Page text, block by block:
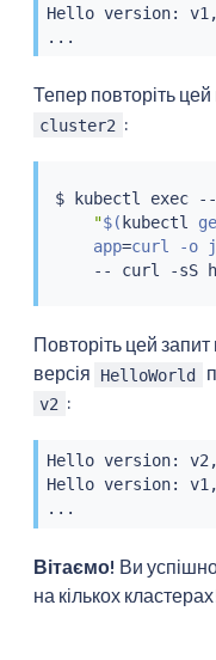
Hello version:
...
Тепер повторіть цей
cluster2 :
$ kubectl exec --
"$( kubectl
    app
=curl -o
    --
curl
Повторіть цей запит
версія
HelloWorld
v2 :
Hello version: v2,
Hello version:
...
Вітаємо! Ви
на кількох